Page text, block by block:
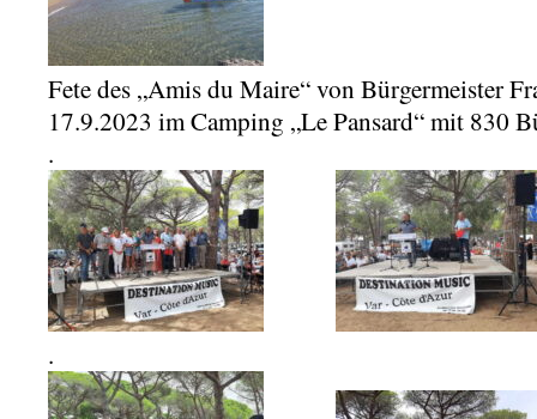
Fete des „Amis du Maire“ von Bürgermeister
17.9.2023 im Camping „Le Pansard“ mit 830
.
.